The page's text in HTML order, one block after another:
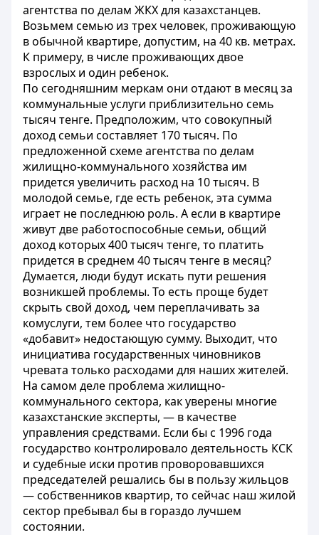
агентства по делам ЖКХ для казахстанцев.
Возьмем семью из трех человек, проживающую
в обычной квартире, допустим, на 40 кв. метрах.
К примеру, в числе проживающих двое
взрослых и один ребенок.
По сегодняшним меркам они отдают в месяц за
коммунальные услуги приблизительно семь
тысяч тенге. Предположим, что совокупный
доход семьи составляет 170 тысяч. По
предложенной схеме агентства по делам
жилищно-коммунального хозяйства им
придется увеличить расход на 10 тысяч. В
молодой семье, где есть ребенок, эта сумма
играет не последнюю роль. А если в квартире
живут две работоспособные семьи, общий
доход которых 400 тысяч тенге, то платить
придется в среднем 40 тысяч тенге в месяц?
Думается, люди будут искать пути решения
возникшей проблемы. То есть проще будет
скрыть свой доход, чем переплачивать за
комуслуги, тем более что государство
«добавит» недостающую сумму. Выходит, что
инициатива государственных чиновников
чревата только расходами для наших жителей.
На самом деле проблема жилищно-
коммунального сектора, как уверены многие
казахстанские эксперты, — в качестве
управления средствами. Если бы с 1996 года
государство контролировало деятельность КСК
и судебные иски против проворовавшихся
председателей решались бы в пользу жильцов
— собственников квартир, то сейчас наш жилой
сектор пребывал бы в гораздо лучшем
состоянии.